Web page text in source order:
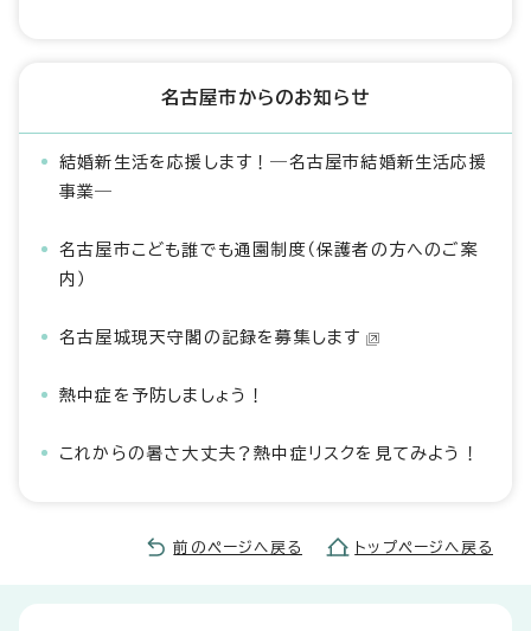
名古屋市からのお知らせ
結婚新生活を応援します！―名古屋市結婚新生活応援
事業―
名古屋市こども誰でも通園制度（保護者の方へのご案
内）
名古屋城現天守閣の記録を募集します
熱中症を予防しましょう！
これからの暑さ大丈夫？熱中症リスクを見てみよう！
前のページへ戻る トップページへ戻る